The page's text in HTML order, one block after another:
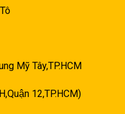
Mỹ Tây,TP.HCM
12,TP.HCM)